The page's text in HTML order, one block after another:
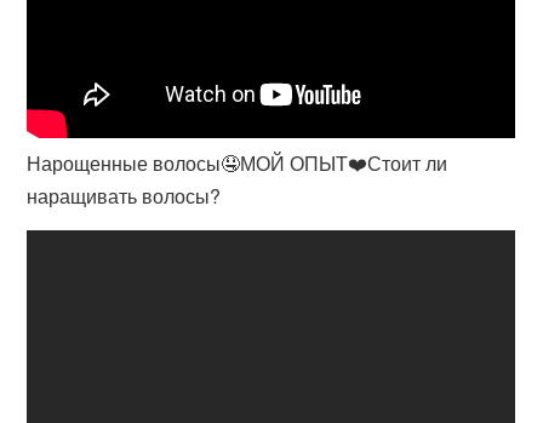
Нарощенные волосы🤤МОЙ ОПЫТ❤️Стоит ли
наращивать волосы?